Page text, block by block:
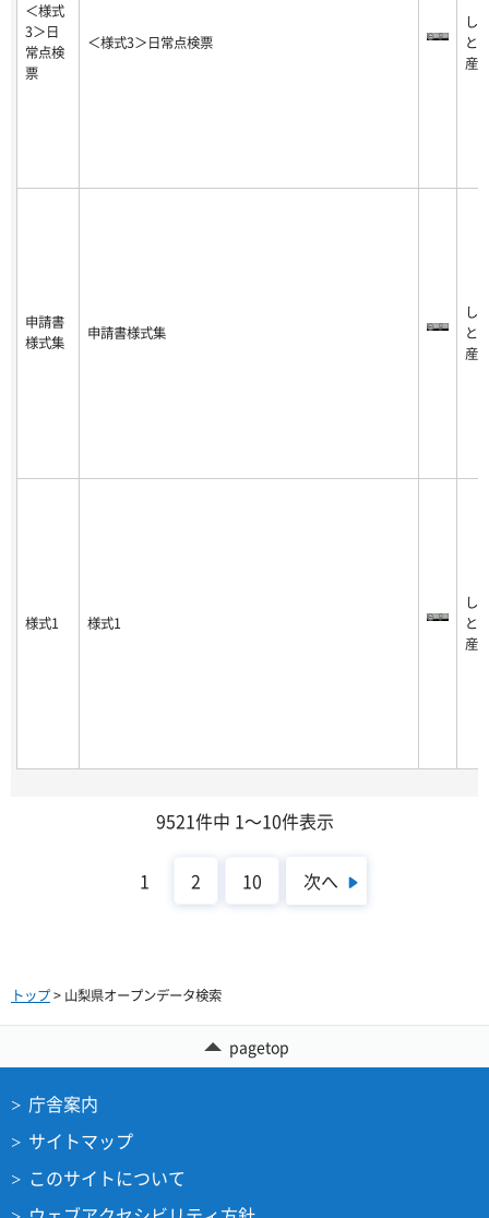
＜様式
3＞日
常点検
票
＜様式3＞日常点検票
し
と
産
申請書
様式集
申請書様式集
し
と
産
様式1 様式1
し
と
産
9521件中 1～10件表示
1 2 10 次へ
トップ> 山梨県オープンデータ検索
pagetop
庁舎案内
サイトマップ
このサイトについて